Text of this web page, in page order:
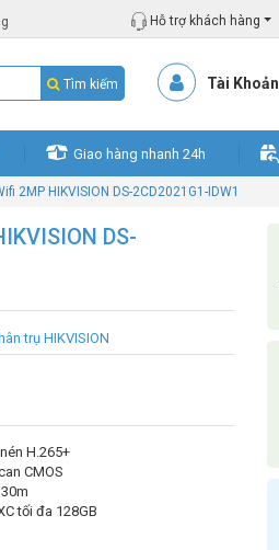
Hỗ trợ khách hàng
Tìm kiếm Tài Khoản
Giao hàng nhanh 24h
2MP HIKVISION DS-2CD2021G1-IDW1
DS-
trụ HIKVISION
H.265+
CMOS
tối đa 128GB